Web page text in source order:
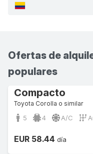
Ofertas de
populares
Compacto
Toyota Corolla o similar
5 4 A/C
EUR 58.44 día